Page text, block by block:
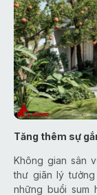
Tăng thêm sự
Không gian sân
thư giãn lý
những buổi sum